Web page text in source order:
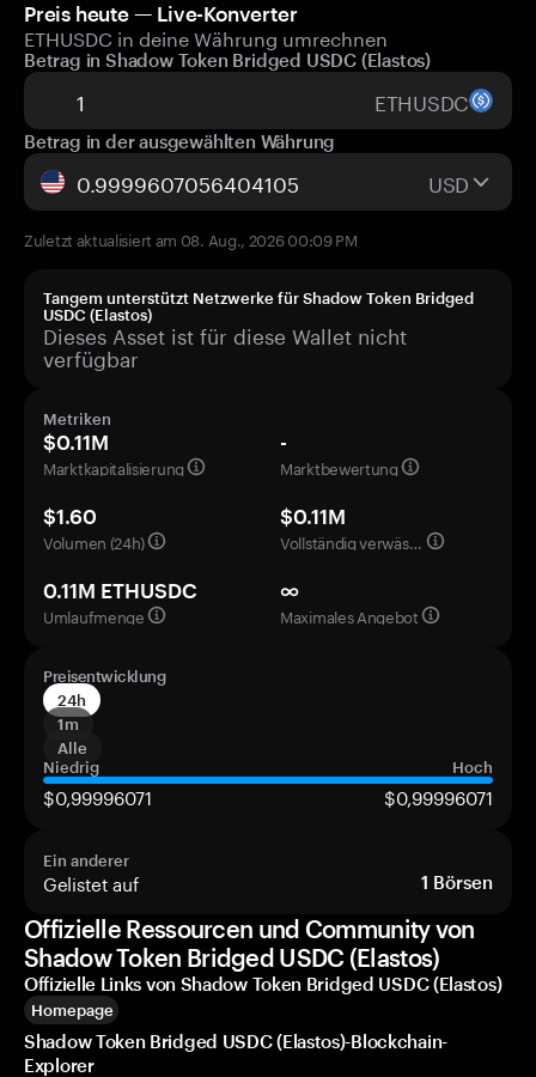
Preis heute — Live-Konverter
ETHUSDC in deine Währung umrechnen
Betrag in Shadow Token Bridged USDC (Elastos)
ETHUSDC
Betrag in der ausgewählten Währung
USD
Zuletzt aktualisiert am 08. Aug., 2026 00:09 PM
Tangem unterstützt Netzwerke für Shadow Token Bridged
USDC (Elastos)
Dieses Asset ist für diese Wallet nicht
verfügbar
Metriken
$0.11M
Marktkapitalisierung
-
Marktbewertung
$1.60
Volumen (24h)
$0.11M
Vollständig verwässerte Bewertung
0.11M ETHUSDC
Umlaufmenge
∞
Maximales Angebot
Preisentwicklung
24h
1m
Alle
Niedrig
Hoch
$0,99996071 $0,99996071
Ein anderer
Gelistet auf 1 Börsen
Offizielle Ressourcen und Community von
Shadow Token Bridged USDC (Elastos)
Offizielle Links von Shadow Token Bridged USDC (Elastos)
Homepage
Shadow Token Bridged USDC (Elastos)-Blockchain-
Explorer